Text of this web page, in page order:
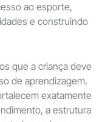
ao esporte,
e construindo
que a criança deve
de aprendizagem.
exatamente
a estrutura